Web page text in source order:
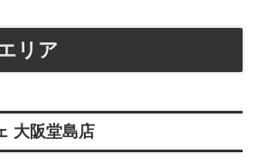
リア
大阪堂島店